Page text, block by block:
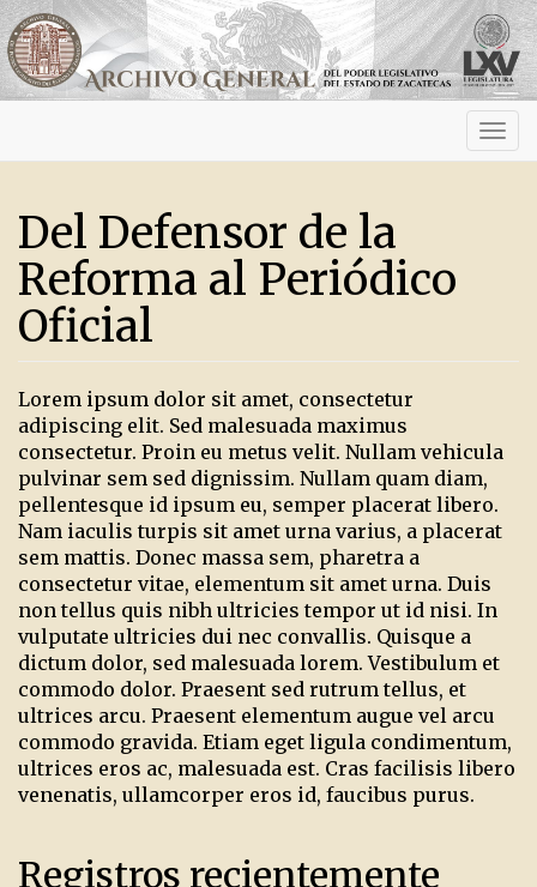
Del Defensor de la
Reforma al Periódico
Oficial
Lorem ipsum dolor sit amet, consectetur
adipiscing elit. Sed malesuada maximus
consectetur. Proin eu metus velit. Nullam vehicula
pulvinar sem sed dignissim. Nullam quam diam,
pellentesque id ipsum eu, semper placerat libero.
Nam iaculis turpis sit amet urna varius, a placerat
sem mattis. Donec massa sem, pharetra a
consectetur vitae, elementum sit amet urna. Duis
non tellus quis nibh ultricies tempor ut id nisi. In
vulputate ultricies dui nec convallis. Quisque a
dictum dolor, sed malesuada lorem. Vestibulum et
commodo dolor. Praesent sed rutrum tellus, et
ultrices arcu. Praesent elementum augue vel arcu
commodo gravida. Etiam eget ligula condimentum,
ultrices eros ac, malesuada est. Cras facilisis libero
venenatis, ullamcorper eros id, faucibus purus.
Registros recientemente